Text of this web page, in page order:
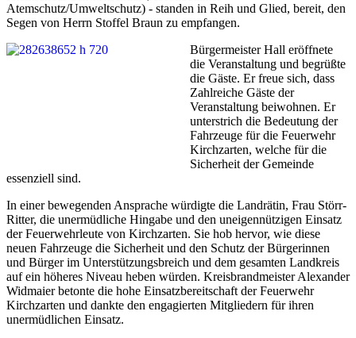
Atemschutz/Umweltschutz) - standen in Reih und Glied, bereit, den
Segen von Herrn Stoffel Braun zu empfangen.
Bürgermeister Hall eröffnete
die Veranstaltung und begrüßte
die Gäste. Er freue sich, dass
Zahlreiche Gäste der
Veranstaltung beiwohnen. Er
unterstrich die Bedeutung der
Fahrzeuge für die Feuerwehr
Kirchzarten, welche für die
Sicherheit der Gemeinde
essenziell sind.
In einer bewegenden Ansprache würdigte die Landrätin, Frau Störr-
Ritter, die unermüdliche Hingabe und den uneigennützigen Einsatz
der Feuerwehrleute von Kirchzarten. Sie hob hervor, wie diese
neuen Fahrzeuge die Sicherheit und den Schutz der Bürgerinnen
und Bürger im Unterstützungsbreich und dem gesamten Landkreis
auf ein höheres Niveau heben würden. Kreisbrandmeister Alexander
Widmaier betonte die hohe Einsatzbereitschaft der Feuerwehr
Kirchzarten und dankte den engagierten Mitgliedern für ihren
unermüdlichen Einsatz.